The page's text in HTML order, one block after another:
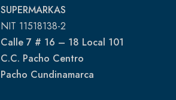
SUPERMARKAS
NIT 11518138-2
Calle 7 # 16 – 18 Local 101
C.C. Pacho Centro
Pacho Cundinamarca